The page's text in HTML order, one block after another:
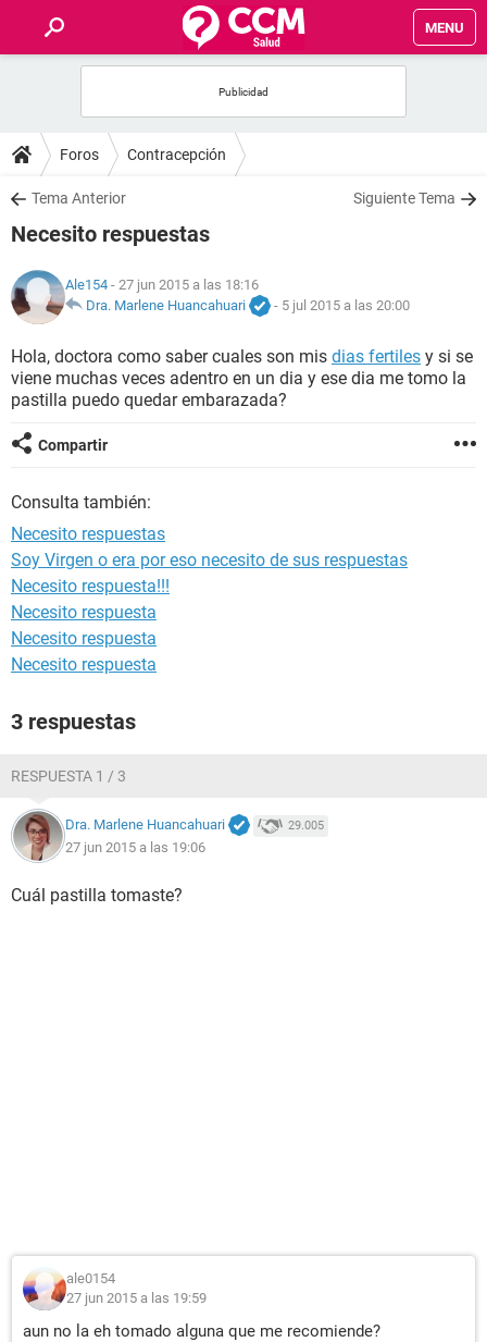
MENU
FOROS
SALUD
NUTRICIÓN
BIENESTAR
Foros Contracepción
Tema Anterior Siguiente Tema
Necesito respuestas
Ale154 - 27 jun 2015 a las 18:16
Dra. Marlene Huancahuari
- 5 jul 2015 a las 20:00
Hola, doctora como saber cuales son mis dias fertiles y si se
viene muchas veces adentro en un dia y ese dia me tomo la
pastilla puedo quedar embarazada?
Compartir
Consulta también:
Necesito respuestas
Soy Virgen o era por eso necesito de sus respuestas
Necesito respuesta!!!
Necesito respuesta
Necesito respuesta
Necesito respuesta
3 respuestas
RESPUESTA 1 / 3
Dra. Marlene Huancahuari 29.005
27 jun 2015 a las 19:06
Cuál pastilla tomaste?
ale0154
27 jun 2015 a las 19:59
aun no la eh tomado alguna que me recomiende?